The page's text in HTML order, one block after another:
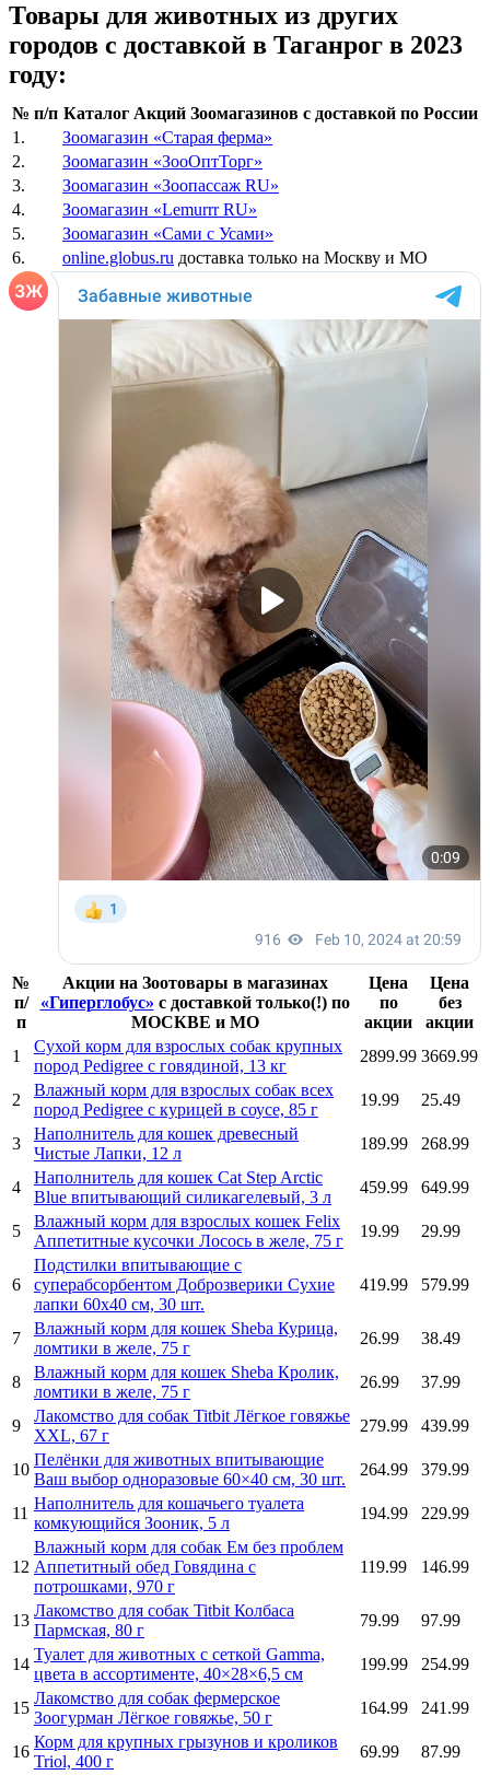
Товары для животных из других
городов с доставкой в Таганрог в 2023
году:
№ п/п Каталог Акций Зоомагазинов с доставкой по России
1.
Зоомагазин «Старая ферма»
2.
Зоомагазин «ЗооОптТорг»
3.
Зоомагазин «Зоопассаж RU»
4.
Зоомагазин «Lemurrr RU»
5.
Зоомагазин «Сами с Усами»
6.
online.globus.ru доставка только на Москву и МО
№
п/
п
Акции на Зоотовары в магазинах
«Гиперглобус» с доставкой только(!) по
МОСКВЕ и МО
Цена
по
акции
Цена
без
акции
1
Сухой корм для взрослых собак крупных
пород Pedigree с говядиной, 13 кг
2899.99 3669.99
2
Влажный корм для взрослых собак всех
пород Pedigree с курицей в соусе, 85 г
19.99 25.49
3
Наполнитель для кошек древесный
Чистые Лапки, 12 л
189.99 268.99
4
Наполнитель для кошек Cat Step Arctic
Blue впитывающий силикагелевый, 3 л
459.99 649.99
5
Влажный корм для взрослых кошек Felix
Аппетитные кусочки Лосось в желе, 75 г
19.99 29.99
6
Подстилки впитывающие с
суперабсорбентом Доброзверики Сухие
лапки 60х40 см, 30 шт.
419.99 579.99
7
Влажный корм для кошек Sheba Курица,
ломтики в желе, 75 г
26.99 38.49
8
Влажный корм для кошек Sheba Кролик,
ломтики в желе, 75 г
26.99 37.99
9
Лакомство для собак Titbit Лёгкое говяжье
XXL, 67 г
279.99 439.99
10
Пелёнки для животных впитывающие
Ваш выбор одноразовые 60×40 см, 30 шт.
264.99 379.99
11
Наполнитель для кошачьего туалета
комкующийся Зооник, 5 л
194.99 229.99
12
Влажный корм для собак Ем без проблем
Аппетитный обед Говядина с
потрошками, 970 г
119.99 146.99
13
Лакомство для собак Titbit Колбаса
Пармская, 80 г
79.99 97.99
14
Туалет для животных с сеткой Gamma,
цвета в ассортименте, 40×28×6,5 см
199.99 254.99
15
Лакомство для собак фермерское
Зоогурман Лёгкое говяжье, 50 г
164.99 241.99
16
Корм для крупных грызунов и кроликов
Triol, 400 г
69.99 87.99